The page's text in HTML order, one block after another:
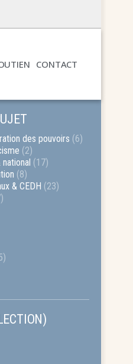
CONTACT
des pouvoirs (6)
(2)
(17)
(8)
& CEDH (23)